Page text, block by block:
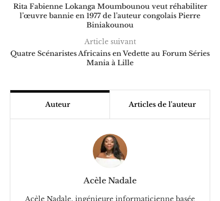
Rita Fabienne Lokanga Moumbounou veut réhabiliter
l’œuvre bannie en 1977 de l’auteur congolais Pierre
Biniakounou
Article suivant
Quatre Scénaristes Africains en Vedette au Forum Séries
Mania à Lille
Auteur Articles de l'auteur
Acèle Nadale